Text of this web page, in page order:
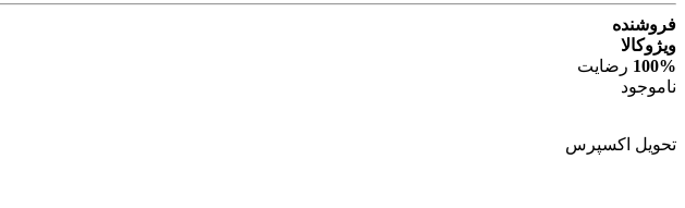
فروشنده
ویژوکالا
100% رضایت
ناموجود
تحویل اکسپرس